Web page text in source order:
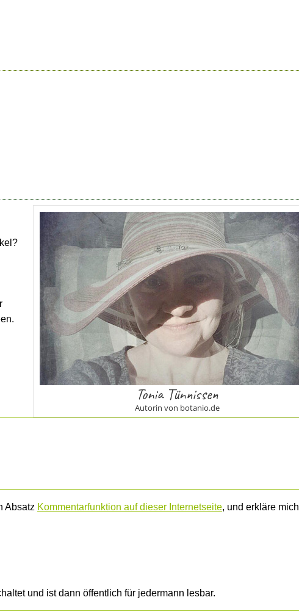
Tonia Tünnissen
Autorin von botanio.de
Absatz Kommentarfunktion auf dieser Internetseite, und erkläre mich
und ist dann öffentlich für jedermann lesbar.